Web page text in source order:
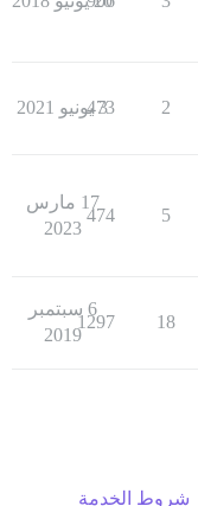
2
473
3 يونيو 2021
5
474
17 مارس
2023
18
1297
6 سبتمبر
2019
شروط الخدمة